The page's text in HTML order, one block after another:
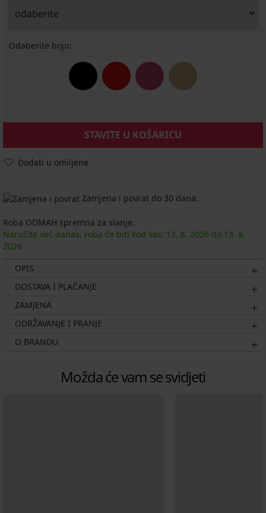
Odaberite boju:
STAVITE U KOŠARICU
Dodati u omiljene
Zamjena i povrat do 30 dana.
Roba ODMAH spremna za slanje.
Naručite već danas, roba će biti kod vas: 12. 8. 2026 do 13. 8.
2026
OPIS
DOSTAVA I PLAĆANJE
ZAMJENA
ODRŽAVANJE I PRANJE
O BRANDU
Možda će vam se svidjeti